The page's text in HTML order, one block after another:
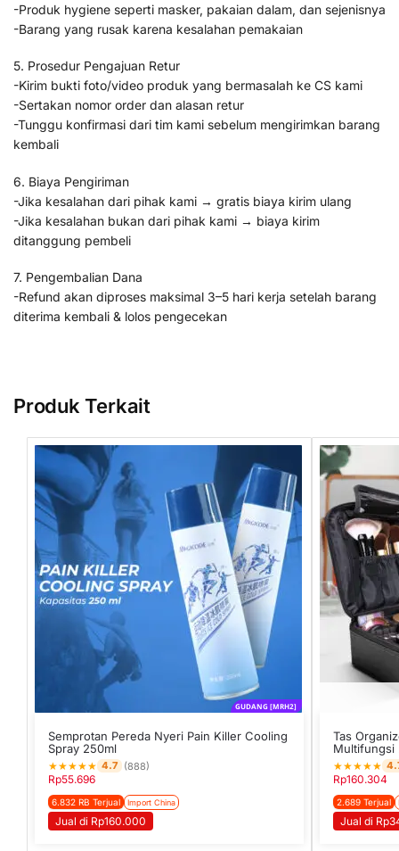
-Produk hygiene seperti masker, pakaian dalam, dan sejenisnya
-Barang yang rusak karena kesalahan pemakaian
5. Prosedur Pengajuan Retur
-Kirim bukti foto/video produk yang bermasalah ke CS kami
-Sertakan nomor order dan alasan retur
-Tunggu konfirmasi dari tim kami sebelum mengirimkan barang
kembali
6. Biaya Pengiriman
-Jika kesalahan dari pihak kami → gratis biaya kirim ulang
-Jika kesalahan bukan dari pihak kami → biaya kirim
ditanggung pembeli
7. Pengembalian Dana
-Refund akan diproses maksimal 3–5 hari kerja setelah barang
diterima kembali & lolos pengecekan
Produk Terkait
GUDANG [MRH2]
Semprotan Pereda Nyeri Pain Killer Cooling
Spray 250ml
★★★★★ 4.7 (888)
Rp55.696
6.832 RB Terjual Import China
Jual di Rp160.000
Tas
★★★★★
Rp160.304
2.689 Terjual
Jual di